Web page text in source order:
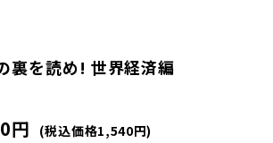
裏を読め! 世界経済編
円
(税込価格1,540円)